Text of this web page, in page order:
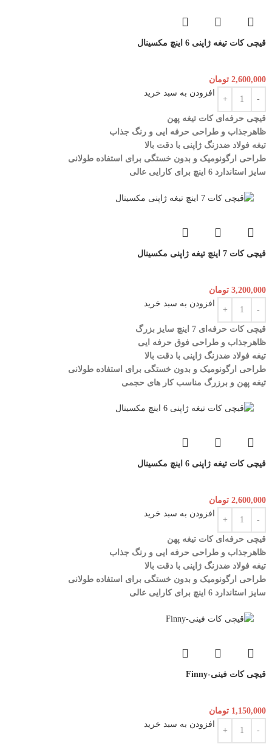
قیچی کات تیغه ژاپنی 6 اینچ مکسینال
2,600,000 تومان
افزودن به سبد خرید
قیچی حرفه‌ای کات تیغه پهن
ظاهرجذاب و طراحی حرفه ایی و رنگ جذاب
تیغه فولاد ضدزنگ ژاپنی با دقت بالا
طراحی ارگونومیک و بدون خستگی برای استفاده طولانی
سایز استاندارد 6 اینچ برای کارایی عالی
قیچی کات 7 اینچ تیغه ژاپنی مکسینال
3,200,000 تومان
افزودن به سبد خرید
قیچی کات حرفه‌ای 7 اینچ سایز بزرگ
ظاهرجذاب و طراحی فوق حرفه ایی
تیغه فولاد ضدزنگ ژاپنی با دقت بالا
طراحی ارگونومیک و بدون خستگی برای استفاده طولانی
تیغه پهن و برزرگ مناسب کار های حجمی
قیچی کات تیغه ژاپنی 6 اینچ مکسینال
2,600,000 تومان
افزودن به سبد خرید
قیچی حرفه‌ای کات تیغه پهن
ظاهرجذاب و طراحی حرفه ایی و رنگ جذاب
تیغه فولاد ضدزنگ ژاپنی با دقت بالا
طراحی ارگونومیک و بدون خستگی برای استفاده طولانی
سایز استاندارد 6 اینچ برای کارایی عالی
قیچی کات فینی-Finny
1,150,000 تومان
افزودن به سبد خرید